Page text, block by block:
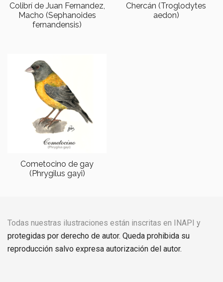
Colibrí de Juan Fernandez,
Macho (Sephanoides
fernandensis)
Chercán (Troglodytes
aedon)
Cometocino de gay
(Phrygilus gayi)
Todas nuestras ilustraciones están inscritas en INAPI y
protegidas por derecho de autor. Queda prohibida su
reproducción salvo expresa autorización del autor.